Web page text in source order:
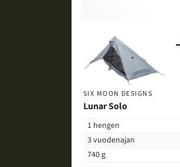
SIX MOON DESIGNS
Lunar Solo
1 hengen
3 vuodenajan
740 g